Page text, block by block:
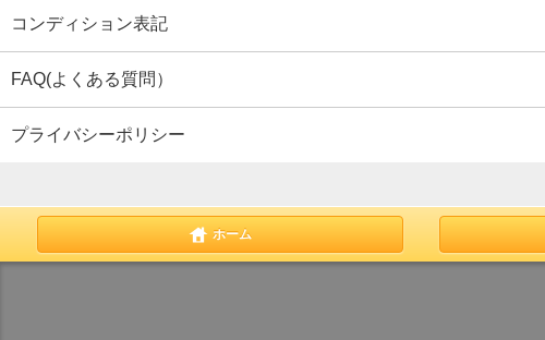
コンディション表記
FAQ(よくある質問）
プライバシーポリシー
ホーム